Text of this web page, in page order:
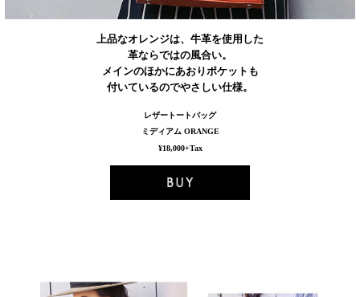
上品なオレンジは、牛革を使用した
革ならではの風合い。
メインのほかにあおりポケットも
付いているのでやさしい仕様。
レザートートバッグ
ミディアム ORANGE
¥18,000+Tax